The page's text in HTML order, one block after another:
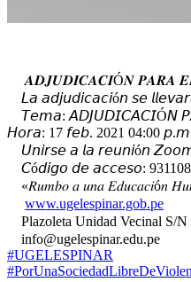
𝑨𝑫𝑱𝑼𝑫𝑰𝑪𝑨𝑪𝑰Ó𝑵 𝑷𝑨𝑹𝑨
𝘓𝘢 𝘢𝘥𝘫𝘶𝘥𝘪𝘤𝘢𝘤𝘪ó𝘯 𝘴𝘦
𝘛𝘦𝘮𝘢: 𝘈𝘋𝘑𝘜𝘋𝘐𝘊𝘈𝘊𝘐Ó𝘕
𝘏𝘰𝘳𝘢: 17 𝘧𝘦𝘣. 2021 04:00
𝘜𝘯𝘪𝘳𝘴𝘦 𝘢 𝘭𝘢 𝘳𝘦𝘶𝘯𝘪ó𝘯
𝘊ó𝘥𝘪𝘨𝘰 𝘥𝘦 𝘢𝘤𝘤𝘦𝘴𝘰: 931108
«𝑅𝑢𝑚𝑏𝑜 𝑎 𝑢𝑛𝑎 𝐸𝑑𝑢𝑐𝑎𝑐𝑖ó𝑛
www.ugelespinar.gob.pe
Plazoleta Unidad Vecinal S/N
info@ugelespinar.edu.pe
#UGELESPINAR